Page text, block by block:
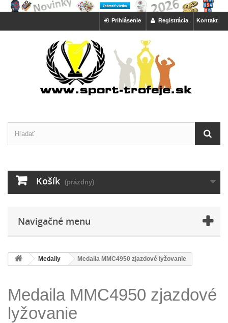
Kontakt
Registrácia
Prihlásenie
Košík (prázdny)
Navigačné menu
Medaily Medaila MMC4950 zjazdové lyžovanie
Medaila MMC4950 zjazdové
lyžovanie